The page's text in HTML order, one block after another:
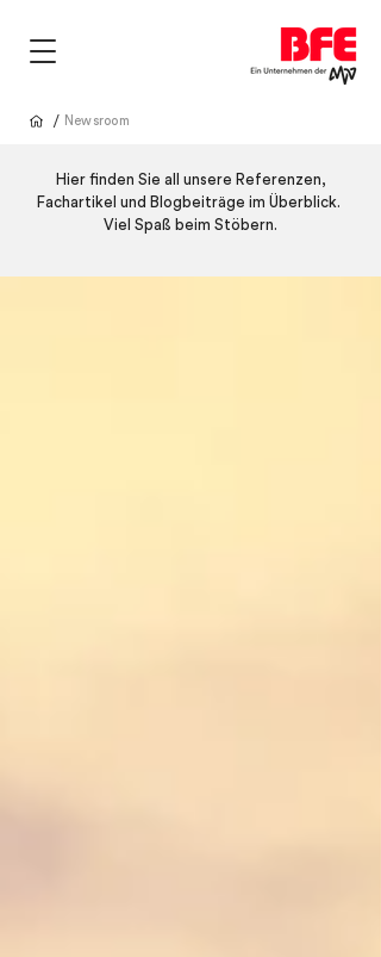
/ Newsroom
Hier finden Sie all unsere Referenzen,
Fachartikel und Blogbeiträge im Überblick.
Viel Spaß beim Stöbern.